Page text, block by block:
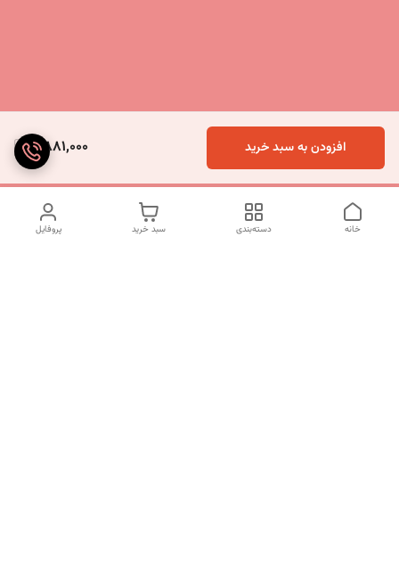
4,881,000 افزودن به سبد خرید
پروفایل سبد خرید دسته‌بندی خانه